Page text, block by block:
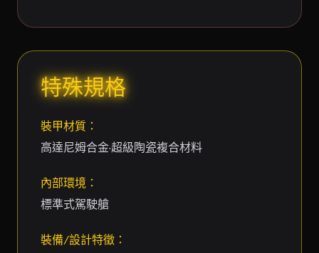
特殊規格
裝甲材質：
高達尼姆合金·超級陶瓷複合材料
內部環境：
標準式駕駛艙
裝備/設計特徵：